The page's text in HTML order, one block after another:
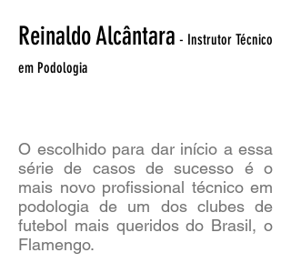
Reinaldo Alcântara - Instrutor Técnico
em Podologia
O escolhido para dar início a essa
série de casos de sucesso é o
mais novo profissional técnico em
podologia de um dos clubes de
futebol mais queridos do Brasil, o
Flamengo.